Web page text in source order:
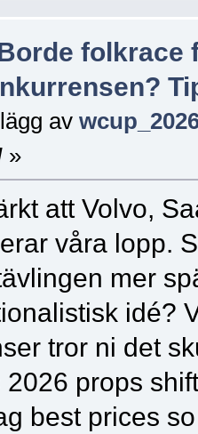
folkrace
av
»
att Volvo,
våra lopp.
mer
idé?
tror ni det
2026 props
best prices